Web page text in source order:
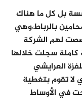
بل كل ما هناك
بالرباط،وهي
لهم الشركة
كاملة سجلت خلالها
العرايشي
لا تقوم بتغطية
في الأوساط